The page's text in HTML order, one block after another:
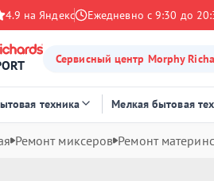
4.9 на Яндекс Ежедневно с 9:30 до
Сервисный центр Morphy
техника Мелкая бытовая
Ремонт миксеров Ремонт